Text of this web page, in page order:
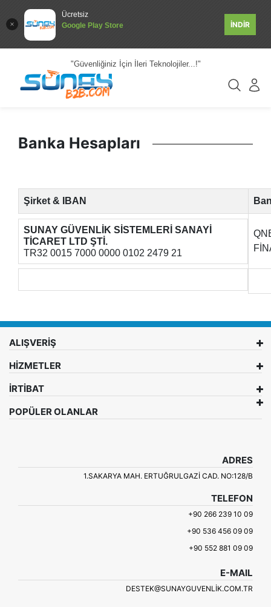
Ücretsiz
Google Play Store
İNDİR
"Güvenliğiniz İçin İleri Teknolojiler...!"
Banka Hesapları
Şirket & IBAN
SUNAY GÜVENLİK SİSTEMLERİ SANAYİ
TİCARET LTD ŞTİ.
TR32 0015 7000 0000 0102 2479 21
ALIŞVERİŞ
HİZMETLER
İRTİBAT
POPÜLER OLANLAR
ADRES
1.SAKARYA MAH. ERTUĞRULGAZI CAD. NO:128/B
TELEFON
+90 266 239 10 09
+90 536 456 09 09
+90 552 881 09 09
E-MAIL
DESTEK@SUNAYGUVENLIK.COM.TR